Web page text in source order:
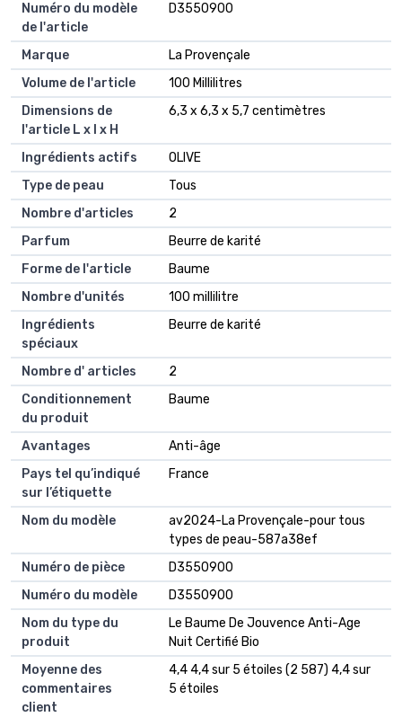
Numéro du modèle
de l'article
D3550900
Marque
La Provençale
Volume de l'article
100 Millilitres
Dimensions de
l'article L x l x H
6,3 x 6,3 x 5,7 centimètres
Ingrédients actifs
OLIVE
Type de peau
Tous
Nombre d'articles
2
Parfum
Beurre de karité
Forme de l'article
Baume
Nombre d'unités
100 millilitre
Ingrédients
spéciaux
Beurre de karité
Nombre d' articles
2
Conditionnement
du produit
Baume
Avantages
Anti-âge
Pays tel qu’indiqué
sur l’étiquette
France
Nom du modèle
av2024-La Provençale-pour tous
types de peau-587a38ef
Numéro de pièce
D3550900
Numéro du modèle
D3550900
Nom du type du
produit
Le Baume De Jouvence Anti-Age
Nuit Certifié Bio
Moyenne des
commentaires
client
4,4 4,4 sur 5 étoiles (2 587) 4,4 sur
5 étoiles